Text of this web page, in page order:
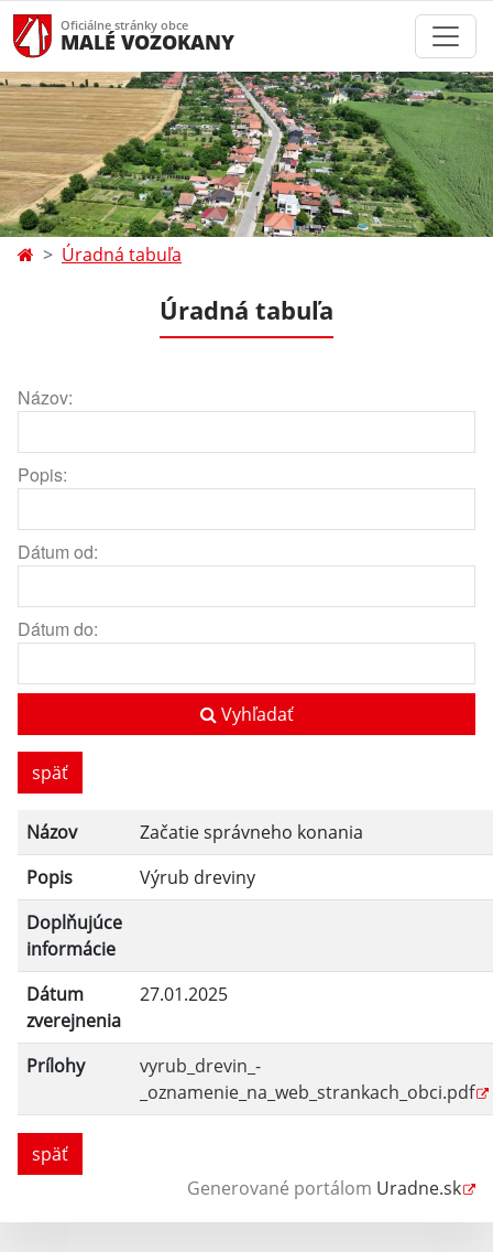
Oficiálne stránky obce
MALÉ VOZOKANY
Úradná tabuľa
Úradná tabuľa
Názov:
Popis:
Dátum od:
Dátum do:
Vyhľadať
späť
Názov
Začatie správneho konania
Popis
Výrub dreviny
Doplňujúce
informácie
Dátum
zverejnenia
27.01.2025
Prílohy
vyrub_drevin_-
_oznamenie_na_web_strankach_obci.pdf
späť
Generované portálom Uradne.sk